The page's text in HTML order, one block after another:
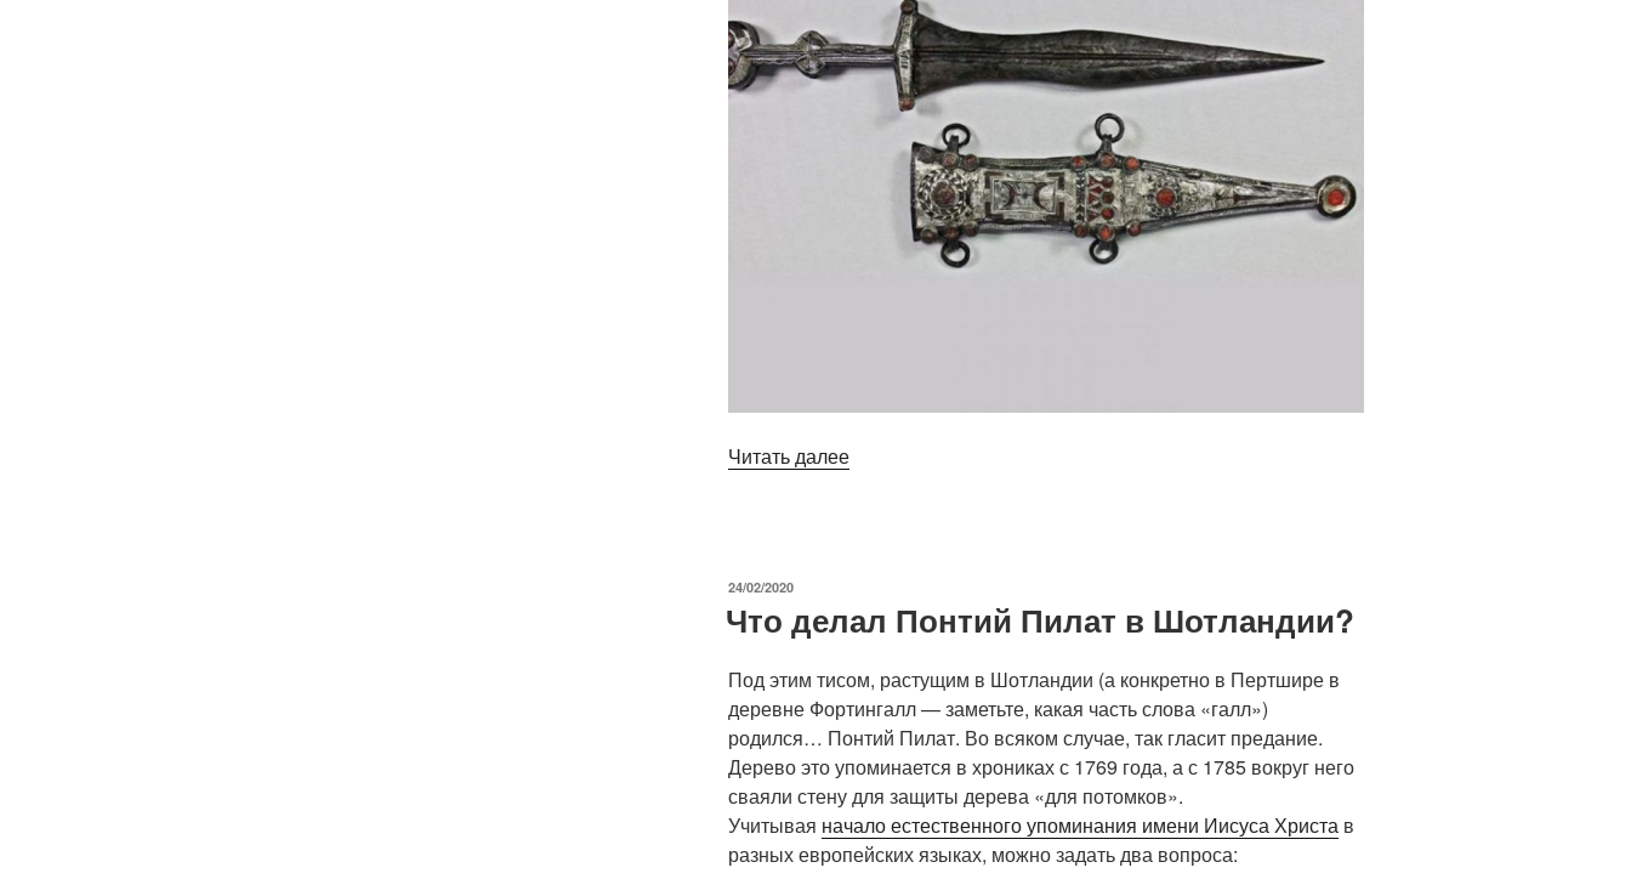
Читать далее«Клинок,
ОПУБЛИКОВАНО
24/02/2020
Что делал Понтий Пилат в Шотландии?
Под этим тисом, растущим в Шотландии (а конкретно в Пертшире в
деревне Фортингалл — заметьте, какая часть слова «галл»)
родился… Понтий Пилат. Во всяком случае, так гласит предание.
Дерево это упоминается в хрониках с 1769 года, а с 1785 вокруг него
сваяли стену для защиты дерева «для потомков».
Учитывая начало естественного упоминания имени Иисуса Христав
разных европейских языках, можно задать два вопроса: